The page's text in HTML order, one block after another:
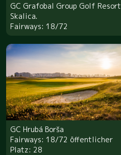
GC Grafobal Group Golf Resort
Skalica.
Fairways: 18/72
GC Hrubá Borša
Fairways: 18/72 öffentlicher
Platz: 28